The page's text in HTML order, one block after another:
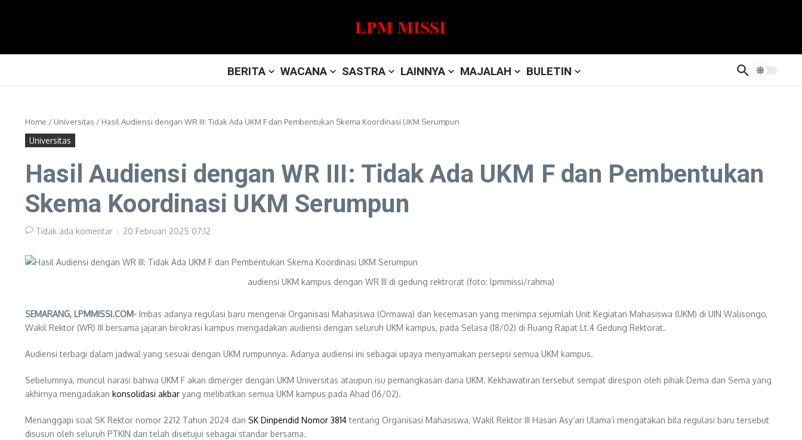
BERITA WACANA SASTRA LAINNYA MAJALAH BULETIN
Home / Universitas / Hasil Audiensi dengan WR III: Tidak Ada UKM F dan Pembentukan Skema Koordinasi UKM Serumpun
Universitas
Hasil Audiensi dengan WR III: Tidak Ada UKM F dan Pembentukan
Skema Koordinasi UKM Serumpun
Tidak ada komentar 20 Februari 2025 07:12
audiensi UKM kampus dengan WR III di gedung rektrorat (foto: lpmmissi/rahma)
SEMARANG, LPMMISSI.COM- Imbas adanya regulasi baru mengenai Organisasi Mahasiswa (Ormawa) dan kecemasan yang menimpa sejumlah Unit Kegiatan Mahasiswa (UKM) di UIN Walisongo,
Wakil Rektor (WR) III bersama jajaran birokrasi kampus mengadakan audiensi dengan seluruh UKM kampus, pada Selasa (18/02) di Ruang Rapat Lt.4 Gedung Rektorat.
Audiensi terbagi dalam jadwal yang sesuai dengan UKM rumpunnya. Adanya audiensi ini sebagai upaya menyamakan persepsi semua UKM kampus.
Sebelumnya, muncul narasi bahwa UKM F akan dimerger dengan UKM Universitas ataupun isu pemangkasan dana UKM. Kekhawatiran tersebut sempat direspon oleh pihak Dema dan Sema yang
akhirnya mengadakan konsolidasi akbar yang melibatkan semua UKM kampus pada Ahad (16/02).
Menanggapi soal SK Rektor nomor 2212 Tahun 2024 dan SK Dinpendid Nomor 3814tentang Organisasi Mahasiswa, Wakil Rektor III Hasan Asy’ari Ulama’i mengatakan bila regulasi baru tersebut
disusun oleh seluruh PTKIN dan telah disetujui sebagai standar bersama.